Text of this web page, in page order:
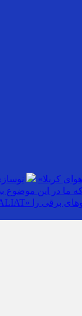
کربلا»
ما در این موضوع
برقی را